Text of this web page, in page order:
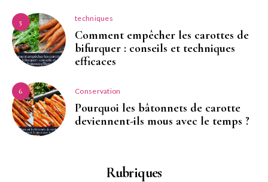
5 techniques
Comment empêcher les carottes de
bifurquer : conseils et techniques
efficaces
6 Conservation
Pourquoi les bâtonnets de carotte
deviennent-ils mous avec le temps ?
Rubriques